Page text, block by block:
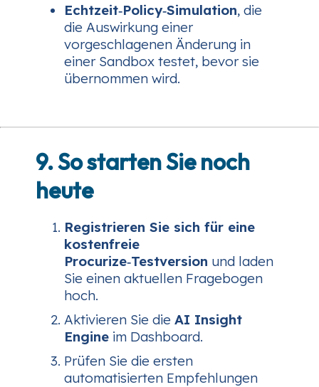
Echtzeit‑Policy‑Simulation, die
die Auswirkung einer
vorgeschlagenen Änderung in
einer Sandbox testet, bevor sie
übernommen wird.
9. So starten Sie noch
heute
Registrieren Sie sich für eine
kostenfreie
Procurize‑Testversion und laden
Sie einen aktuellen Fragebogen
hoch.
Aktivieren Sie die AI Insight
Engine im Dashboard.
Prüfen Sie die ersten
automatisierten Empfehlungen